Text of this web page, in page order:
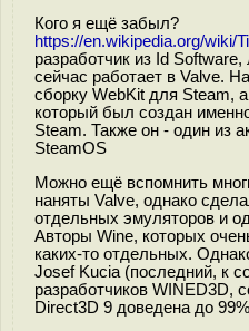
Кого я ещё забыл?
https://en.wikipedia.org/wiki/
разработчик из Id
сейчас работает в Valve.
сборку WebKit для Steam,
который был создан
Steam. Также он - один из
SteamOS
Можно ещё вспомнить
наняты Valve, однако
отдельных эмуляторов и
Авторы Wine, которых
каких-то отдельных.
Josef Kucia (последний, к
разработчиков WINED3D,
Direct3D 9 доведена до